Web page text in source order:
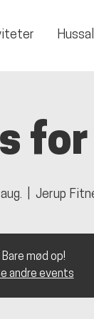
for
Jerup
Bare mød op!
andre events